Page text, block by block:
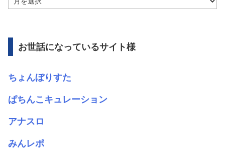
ー
ブ
お世話になっているサイト様
ちょんぼりすた
ぱちんこキュレーション
アナスロ
みんレポ